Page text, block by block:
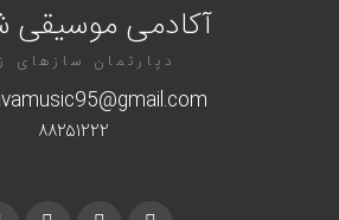
آکادمی موسیقی
دپارتمان سازهای
۸۸۲۵۱۲۲۲